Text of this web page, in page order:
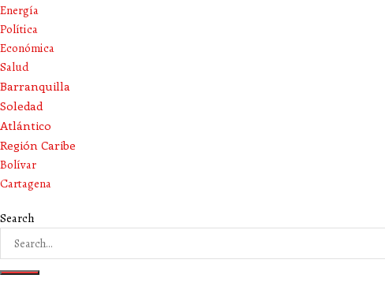
Energía
Política
Económica
Salud
Barranquilla
Soledad
Atlántico
Región Caribe
Bolívar
Cartagena
Search